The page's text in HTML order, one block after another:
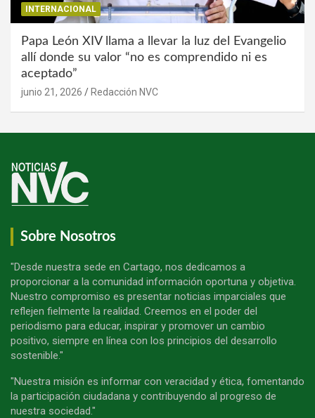
INTERNACIONAL
Papa León XIV llama a llevar la luz del Evangelio
allí donde su valor “no es comprendido ni es
aceptado”
junio 21, 2026 Redacción NVC
Sobre Nosotros
"Desde nuestra sede en Cartago, nos dedicamos a
proporcionar a la comunidad información oportuna y objetiva.
Nuestro compromiso es presentar noticias imparciales que
reflejen fielmente la realidad. Creemos en el poder del
periodismo para educar, inspirar y promover un cambio
positivo, siempre en línea con los principios del desarrollo
sostenible."
"Nuestra misión es informar con veracidad y ética, fomentando
la participación ciudadana y contribuyendo al progreso de
nuestra sociedad."